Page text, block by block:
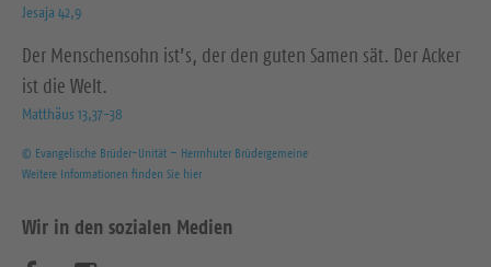
Jesaja 42,9
Der Menschensohn ist’s, der den guten Samen sät. Der Acker
ist die Welt.
Matthäus 13,37-38
© Evangelische Brüder-Unität – Herrnhuter Brüdergemeine
Weitere Informationen finden Sie hier
Wir in den sozialen Medien